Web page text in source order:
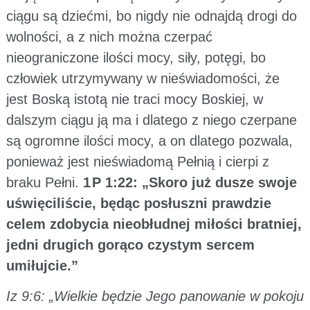
ciągu są dziećmi, bo nigdy nie odnajdą drogi do
wolności, a z nich można czerpać
nieograniczone ilości mocy, siły, potęgi, bo
człowiek utrzymywany w nieświadomości, że
jest Boską istotą nie traci mocy Boskiej, w
dalszym ciągu ją ma i dlatego z niego czerpane
są ogromne ilości mocy, a on dlatego pozwala,
ponieważ jest nieświadomą Pełnią i cierpi z
braku Pełni. 1 P 1:22: „Skoro już dusze swoje
uświęciliście, będąc posłuszni prawdzie
celem zdobycia nieobłudnej miłości bratniej,
jedni drugich gorąco czystym sercem
umiłujcie.”
Iz 9:6: „Wielkie będzie Jego panowanie w pokoju